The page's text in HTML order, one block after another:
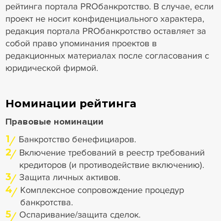
рейтинга портала PROбанкротство. В случае, если
проект не носит конфиденциального характера,
редакция портала PROбанкротство оставляет за
собой право упоминания проектов в
редакционных материалах после согласования с
юридической фирмой.
Номинации рейтинга
Правовые номинации
1 Банкротство бенефициаров.
2
Включение требований в реестр требований
кредиторов (и противодействие включению).
3 Защита личных активов.
4
Комплексное сопровождение процедур
банкротства.
5 Оспаривание/защита сделок.